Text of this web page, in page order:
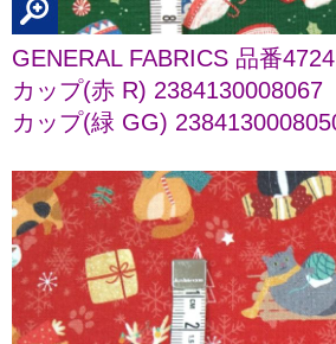
GENERAL FABRICS 品番4724
カップ(赤 R) 2384130008067
カップ(緑 GG)